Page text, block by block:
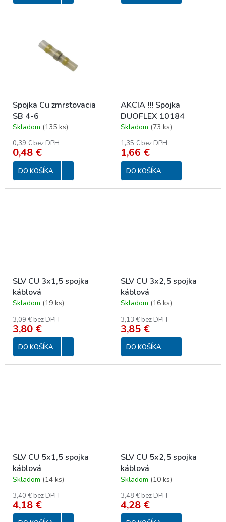
Spojka Cu zmrstovacia
SB 4-6
Skladom (135 ks)
0,39 € bez DPH
0,48 €
DO KOŠÍKA
AKCIA !!! Spojka
DUOFLEX 10184
Skladom (73 ks)
1,35 € bez DPH
1,66 €
DO KOŠÍKA
SLV CU 3x1,5 spojka
káblová
Skladom (19 ks)
3,09 € bez DPH
3,80 €
DO KOŠÍKA
SLV CU 3x2,5 spojka
káblová
Skladom (16 ks)
3,13 € bez DPH
3,85 €
DO KOŠÍKA
SLV CU 5x1,5 spojka
káblová
Skladom (14 ks)
3,40 € bez DPH
4,18 €
SLV CU 5x2,5 spojka
káblová
Skladom (10 ks)
3,48 € bez DPH
4,28 €